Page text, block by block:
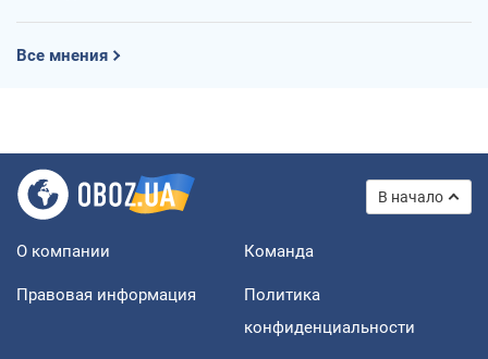
Все мнения
В начало
О компании Команда
Правовая информация
Политика
конфиденциальности